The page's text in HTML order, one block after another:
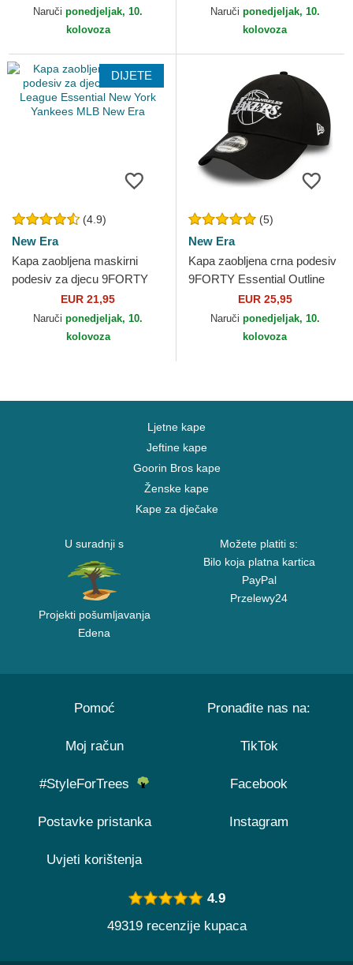
Naruči ponedjeljak, 10.
kolovoza
MLB New Era
Naruči ponedjeljak, 10.
kolovoza
DIJETE
(4.9)
New Era
Kapa zaobljena maskirni
podesiv za djecu 9FORTY
League Essential New York
Yankees MLB New Era
EUR 21,95
Naruči ponedjeljak, 10.
kolovoza
(5)
New Era
Kapa zaobljena crna podesiv
9FORTY Essential Outline
Los Angeles Lakers NBA
New Era
EUR 25,95
Naruči ponedjeljak, 10.
kolovoza
Ljetne kape
Jeftine kape
Goorin Bros kape
Ženske kape
Kape za dječake
U suradnji s
Projekti pošumljavanja
Edena
Možete platiti s:
Bilo koja platna kartica
PayPal
Przelewy24
Pomoć
Moj račun
#StyleForTrees
Postavke pristanka
Uvjeti korištenja
Pronađite nas na:
TikTok
Facebook
Instagram
4.9
49319 recenzije kupaca